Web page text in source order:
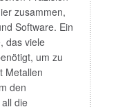
zusammen,
Software. Ein
das viele
um zu
Metallen
den
die